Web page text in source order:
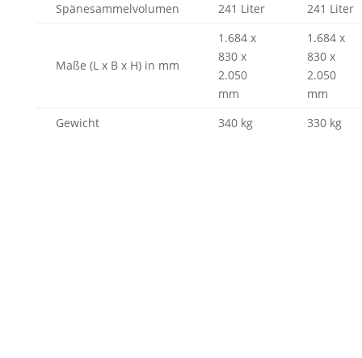
Spänesammelvolumen
241 Liter 241 Liter
Maße (L x B x H) in mm
1.684 x
830 x
2.050
mm
1.684 x
830 x
2.050
mm
Gewicht
340 kg 330 kg